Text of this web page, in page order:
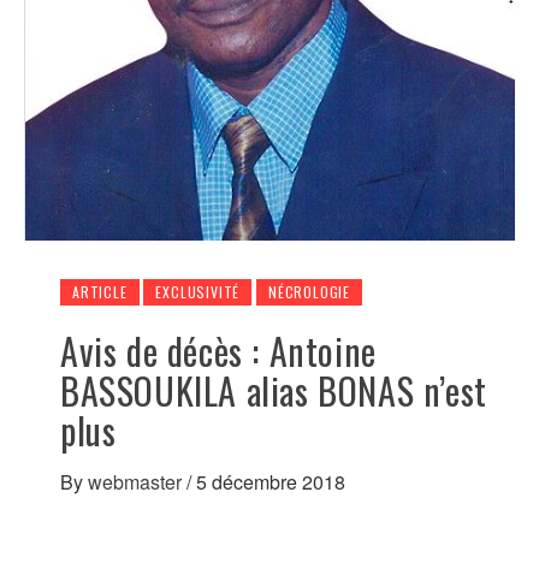
ARTICLE EXCLUSIVITÉ NÉCROLOGIE
Avis de décès : Antoine
BASSOUKILA alias BONAS n’est
plus
Bywebmaster/5 décembre 2018